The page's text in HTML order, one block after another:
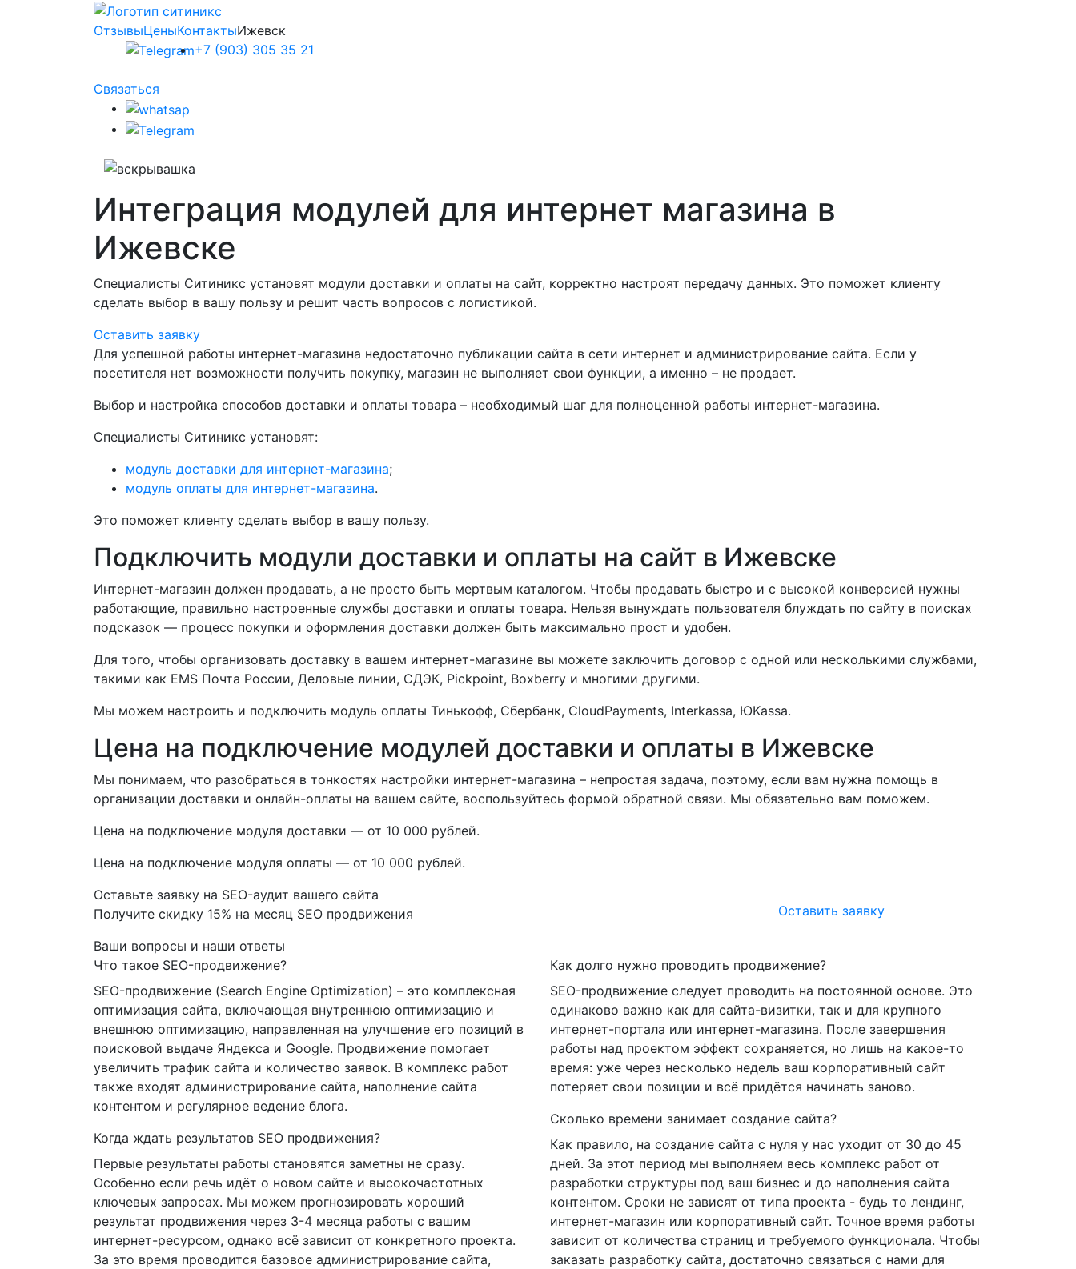
ОтзывыЦеныКонтактыИжевск
+7 (903) 305 35 21
Связаться
Интеграция модулей для интернет магазина в
Ижевске
Специалисты Ситиникс установят модули доставки и оплаты на сайт, корректно настроят передачу данных. Это поможет клиенту
сделать выбор в вашу пользу и решит часть вопросов с логистикой.
Оставить заявку
Для успешной работы интернет-магазина недостаточно публикации сайта в сети интернет и администрирование сайта. Если у
посетителя нет возможности получить покупку, магазин не выполняет свои функции, а именно – не продает.
Выбор и настройка способов доставки и оплаты товара – необходимый шаг для полноценной работы интернет-магазина.
Специалисты Ситиникс установят:
модуль доставки для интернет-магазина;
модуль оплаты для интернет-магазина.
Это поможет клиенту сделать выбор в вашу пользу.
Подключить модули доставки и оплаты на сайт в Ижевске
Интернет-магазин должен продавать, а не просто быть мертвым каталогом. Чтобы продавать быстро и с высокой конверсией нужны
работающие, правильно настроенные службы доставки и оплаты товара. Нельзя вынуждать пользователя блуждать по сайту в поисках
подсказок — процесс покупки и оформления доставки должен быть максимально прост и удобен.
Для того, чтобы организовать доставку в вашем интернет-магазине вы можете заключить договор с одной или несколькими службами,
такими как EMS Почта России, Деловые линии, СДЭК, Pickpoint, Boxberry и многими другими.
Мы можем настроить и подключить модуль оплаты Тинькофф, Сбербанк, CloudPayments, Interkassa, ЮKassa.
Цена на подключение модулей доставки и оплаты в Ижевске
Мы понимаем, что разобраться в тонкостях настройки интернет-магазина – непростая задача, поэтому, если вам нужна помощь в
организации доставки и онлайн-оплаты на вашем сайте, воспользуйтесь формой обратной связи. Мы обязательно вам поможем.
Цена на подключение модуля доставки — от 10 000 рублей.
Цена на подключение модуля оплаты — от 10 000 рублей.
Оставьте заявку на SEO-аудит вашего сайта
Получите скидку 15% на месяц SEO продвижения Оставить заявку
Ваши вопросы и наши ответы
Что такое SEO-продвижение?
SEO-продвижение (Search Engine Optimization) – это комплексная
оптимизация сайта, включающая внутреннюю оптимизацию и
внешнюю оптимизацию, направленная на улучшение его позиций в
поисковой выдаче Яндекса и Google. Продвижение помогает
увеличить трафик сайта и количество заявок. В комплекс работ
также входят администрирование сайта, наполнение сайта
контентом и регулярное ведение блога.
Когда ждать результатов SEO продвижения?
Первые результаты работы становятся заметны не сразу.
Особенно если речь идёт о новом сайте и высокочастотных
ключевых запросах. Мы можем прогнозировать хороший
результат продвижения через 3-4 месяца работы с вашим
интернет-ресурсом, однако всё зависит от конкретного проекта.
За это время проводится базовое администрирование сайта,
Как долго нужно проводить продвижение?
SEO-продвижение следует проводить на постоянной основе. Это
одинаково важно как для сайта-визитки, так и для крупного
интернет-портала или интернет-магазина. После завершения
работы над проектом эффект сохраняется, но лишь на какое-то
время: уже через несколько недель ваш корпоративный сайт
потеряет свои позиции и всё придётся начинать заново.
Сколько времени занимает создание сайта?
Как правило, на создание сайта с нуля у нас уходит от 30 до 45
дней. За этот период мы выполняем весь комплекс работ от
разработки структуры под ваш бизнес и до наполнения сайта
контентом. Сроки не зависят от типа проекта - будь то лендинг,
интернет-магазин или корпоративный сайт. Точное время работы
зависит от количества страниц и требуемого функционала. Чтобы
заказать разработку сайта, достаточно связаться с нами для